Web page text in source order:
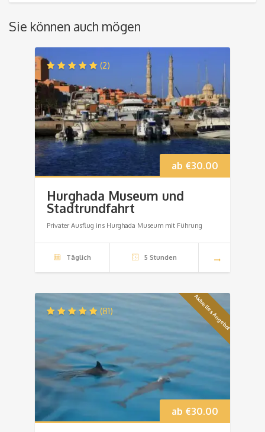
Sie können auch mögen
ab €30.00
(2)
Hurghada Museum und
Stadtrundfahrt
Privater Ausflug ins Hurghada Museum mit Führung
Täglich 5 Stunden
Aktuelles Angebot
ab €30.00
(81)